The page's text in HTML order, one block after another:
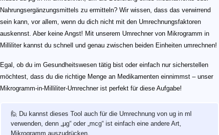
Nahrungsergänzungsmittels zu ermitteln? Wir wissen, dass das verwirrend
sein kann, vor allem, wenn du dich nicht mit den Umrechnungsfaktoren
auskennst. Aber keine Angst! Mit unserem Umrechner von Mikrogramm in
Milliliter kannst du schnell und genau zwischen beiden Einheiten umrechnen!
Egal, ob du im Gesundheitswesen tätig bist oder einfach nur sicherstellen
möchtest, dass du die richtige Menge an Medikamenten einnimmst – unser
Mikrogramm-in-Milliliter-Umrechner ist perfekt für diese Aufgabe!
🙋 Du kannst dieses Tool auch für die Umrechnung von ug in ml
verwenden, denn „µg“ oder „mcg“ ist einfach eine andere Art,
Mikrogramm auszudrücken.